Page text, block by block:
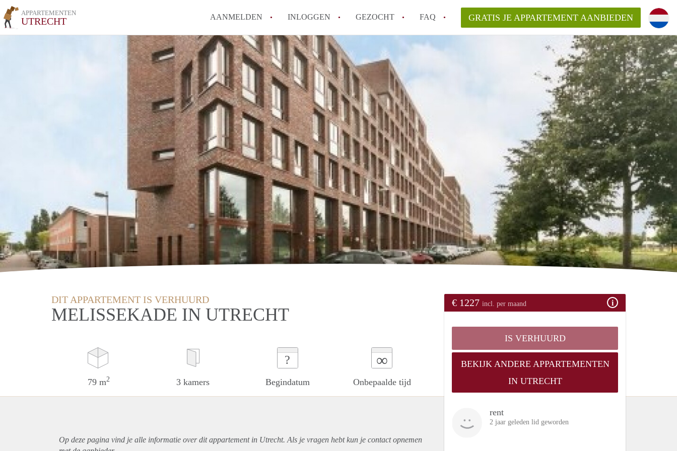
APPARTEMENTEN
UTRECHT AANMELDEN INLOGGEN GEZOCHT FAQ
How to translate AppartementenUtrecht!
Wat is AppartementenUtrecht?
Wat is de privacyverklaring van AppartementenUtrecht ?
Berekent AppartementenUtrecht
makelaarsvergoeding/bemiddelingsvergoeding?
Is AppartementenUtrecht verantwoordelijk voor het aangeboden
Appartement / Appartementen in Utrecht?
Alle veelgestelde vragen
GRATIS JE APPARTEMENT AANBIEDEN
DIT APPARTEMENT IS VERHUURD
MELISSEKADE IN UTRECHT
79 m2 3 kamers
?
Begindatum
∞
Onbepaalde tijd
€ 1227 incl. per maand
IS VERHUURD
BEKIJK ANDERE APPARTEMENTEN
IN UTRECHT
rent
2 jaar geleden lid geworden
Op deze pagina vind je alle informatie over ditappartementin Utrecht. Als je vragen hebt kun je contact opnemen